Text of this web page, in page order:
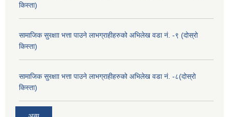
किस्ता)
सामाजिक सुरक्षाा भत्ता पाउने लाभग्राहीहरुको अभिलेख वडा नं. -९ (दोस्रो
किस्ता)
सामाजिक सुरक्षाा भत्ता पाउने लाभग्राहीहरुको अभिलेख वडा नं. -८(दोस्रो
किस्ता)